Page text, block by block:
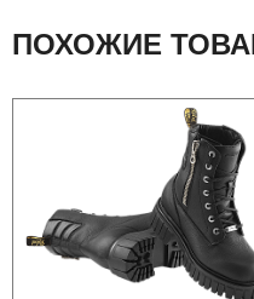
ПОХОЖИЕ